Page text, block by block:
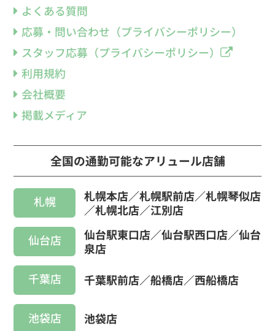
よくある質問
応募・問い合わせ（プライバシーポリシー）
スタッフ応募（プライバシーポリシー）
利用規約
会社概要
掲載メディア
全国の通勤可能なアリュール店舗
札幌
札幌本店／札幌駅前店／札幌琴似店
／札幌北店／江別店
仙台店
仙台駅東口店／仙台駅西口店／仙台
泉店
千葉店
千葉駅前店／船橋店／西船橋店
池袋店 池袋店